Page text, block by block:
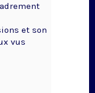
et son
vus